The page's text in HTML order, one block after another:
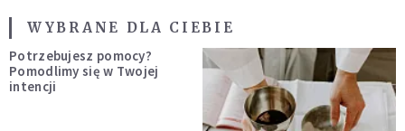
WYBRANE DLA CIEBIE
Potrzebujesz pomocy?
Pomodlimy się w Twojej
intencji